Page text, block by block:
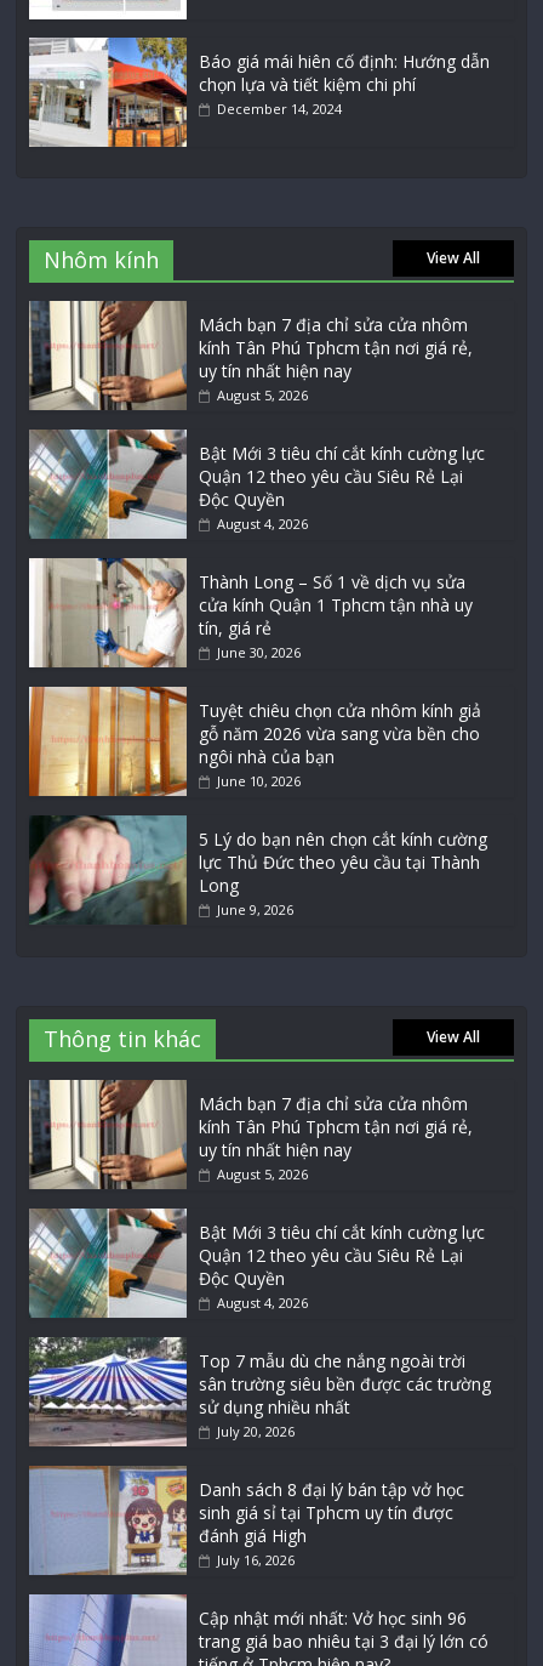
Báo giá mái hiên cố định: Hướng dẫn
chọn lựa và tiết kiệm chi phí
December 14, 2024
Nhôm kính View All
Mách bạn 7 địa chỉ sửa cửa nhôm
kính Tân Phú Tphcm tận nơi giá rẻ,
uy tín nhất hiện nay
August 5, 2026
Bật Mới 3 tiêu chí cắt kính cường lực
Quận 12 theo yêu cầu Siêu Rẻ Lại
Độc Quyền
August 4, 2026
Thành Long – Số 1 về dịch vụ sửa
cửa kính Quận 1 Tphcm tận nhà uy
tín, giá rẻ
June 30, 2026
Tuyệt chiêu chọn cửa nhôm kính giả
gỗ năm 2026 vừa sang vừa bền cho
ngôi nhà của bạn
June 10, 2026
5 Lý do bạn nên chọn cắt kính cường
lực Thủ Đức theo yêu cầu tại Thành
Long
June 9, 2026
Thông tin khác View All
Mách bạn 7 địa chỉ sửa cửa nhôm
kính Tân Phú Tphcm tận nơi giá rẻ,
uy tín nhất hiện nay
August 5, 2026
Bật Mới 3 tiêu chí cắt kính cường lực
Quận 12 theo yêu cầu Siêu Rẻ Lại
Độc Quyền
August 4, 2026
Top 7 mẫu dù che nắng ngoài trời
sân trường siêu bền được các trường
sử dụng nhiều nhất
July 20, 2026
Danh sách 8 đại lý bán tập vở học
sinh giá sỉ tại Tphcm uy tín được
đánh giá High
July 16, 2026
Cập nhật mới nhất: Vở học sinh 96
trang giá bao nhiêu tại 3 đại lý lớn có